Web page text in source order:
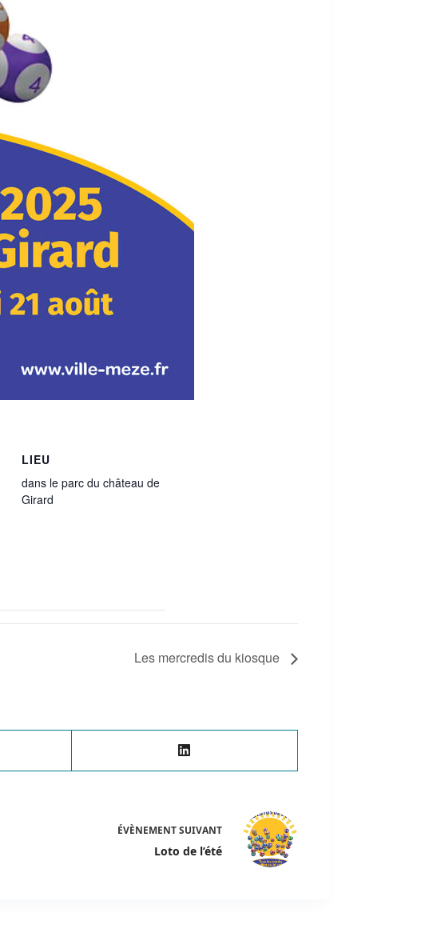
LIEU
dans le parc du château de
Girard
Les mercredis du kiosque
ÉVÈNEMENTSUIVANT
Loto de l’été